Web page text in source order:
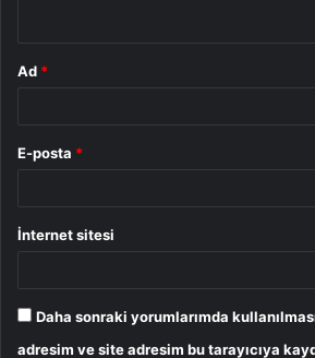
Ad *
E-posta *
İnternet sitesi
Daha sonraki yorumlarımda
adresim ve site adresim bu tarayıcıya